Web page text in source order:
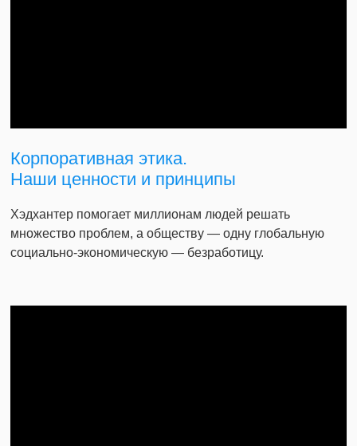
Корпоративная этика.
Наши ценности и принципы
Хэдхантер помогает миллионам людей решать
множество проблем, а обществу — одну глобальную
социально-экономическую — безработицу.